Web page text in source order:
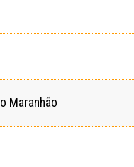
Maranhão